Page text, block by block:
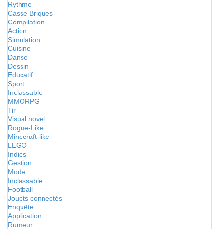
Rythme
Casse Briques
Compilation
Action
Simulation
Cuisine
Danse
Dessin
Educatif
Sport
Inclassable
MMORPG
Tir
Visual novel
Rogue-Like
Minecraft-like
LEGO
Indies
Gestion
Mode
Inclassable
Football
Jouets connectés
Enquête
Application
Rumeur